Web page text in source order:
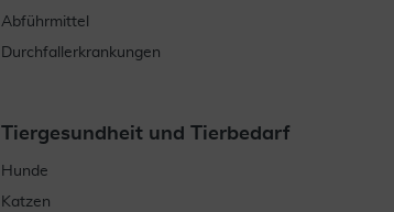
Abführmittel
Durchfallerkrankungen
Tiergesundheit und Tierbedarf
Hunde
Katzen